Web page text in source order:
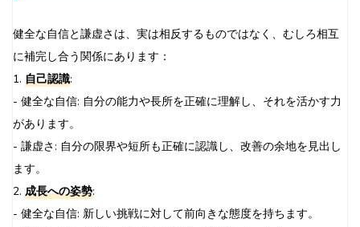
健全な自信と謙虚さは、実は相反するものではなく、むしろ相互
に補完し合う関係にあります：
1. 自己認識:
- 健全な自信: 自分の能力や長所を正確に理解し、それを活かす力
があります。
- 謙虚さ: 自分の限界や短所も正確に認識し、改善の余地を見出し
ます。
2. 成長への姿勢:
- 健全な自信: 新しい挑戦に対して前向きな態度を持ちます。